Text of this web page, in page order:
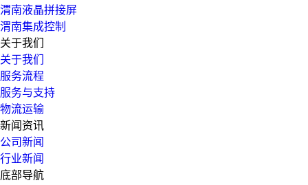
渭南液晶拼接屏
渭南集成控制
关于我们
关于我们
服务流程
服务与支持
物流运输
新闻资讯
公司新闻
行业新闻
底部导航